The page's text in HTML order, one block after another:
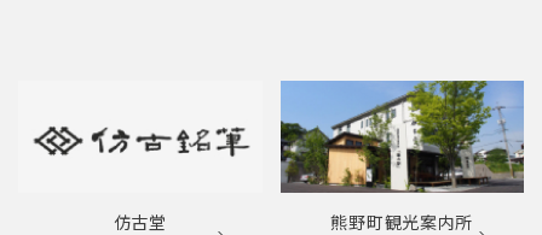
仿古堂
熊野町観光案内所